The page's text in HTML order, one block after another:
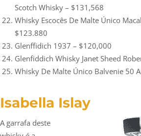
Scotch Whisky – $131,568
Whisky Escocês De Malte Único
$123.880
Glenffidich 1937 – $120,000
Glenfiddich Whisky Janet Sheed
Whisky De Malte Único Balvenie 50
Isabella Islay
A garrafa deste